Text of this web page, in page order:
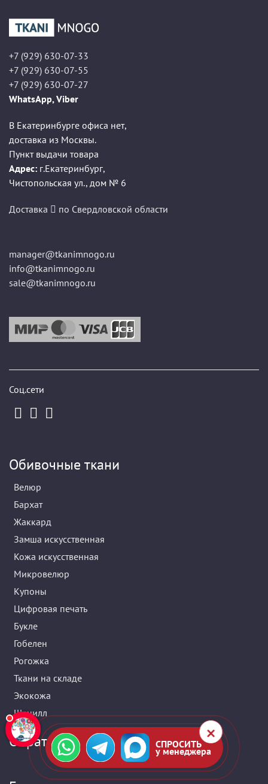
СПРОСИТЬ
у менеджера
+7 (929) 630-07-33
+7 (929) 630-07-55
+7 (929) 630-07-27
WhatsApp, Viber
В Екатеринбурге офиса нет,
доставка из Москвы.
Пункт выдачи товара
Адрес: г.Екатеринбург,
Чистопольская ул., дом № 6
Доставка по Свердловской области
manager@tkanimnogo.ru
info@tkanimnogo.ru
sale@tkanimnogo.ru
Соц.сети
Обивочные ткани
Велюр
Бархат
Жаккард
Замша искусственная
Кожа искусственная
Микровелюр
Купоны
Цифровая печать
Букле
Гобелен
Рогожка
Ткани на складе
Экокожа
Шенилл
Обратная связь